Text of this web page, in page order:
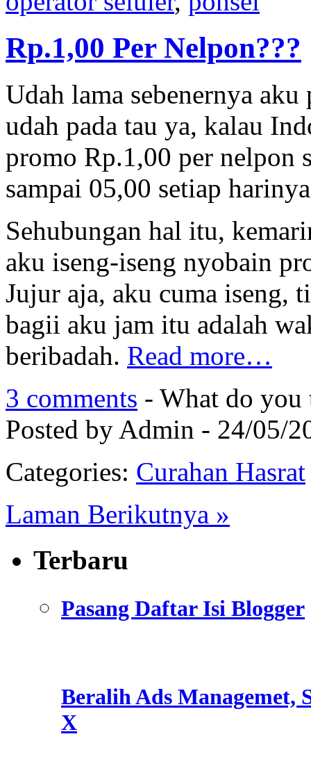
Rp.1,00 Per Nelpon???
Udah lama sebenernya
udah pada tau ya, kalau
promo Rp.1,00 per nelpon
sampai 05,00 setiap harinya
Sehubungan hal itu,
aku iseng-iseng nyobain
Jujur aja, aku cuma iseng,
bagii aku jam itu adalah
beribadah. Read more…
3 comments - What do you
Posted by Admin - 24/05/
Categories: Curahan Hasrat
Laman Berikutnya »
Terbaru
Pasang Daftar Isi Blogger
Beralih Ads Managemet,
X